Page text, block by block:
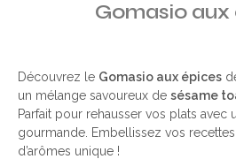
Gomasio aux
Découvrez le Gomasio aux épices
un mélange savoureux de sésame
Parfait pour rehausser vos plats avec
gourmande. Embellissez vos
d’arômes unique !